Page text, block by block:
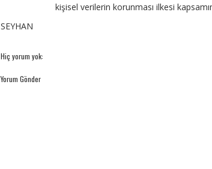
kişisel verilerin korunması ilkesi
SEYHAN
Hiç yorum yok:
Yorum Gönder